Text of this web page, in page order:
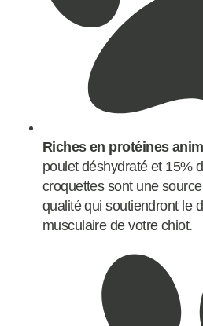
Riches en protéines
poulet déshydraté et 15%
croquettes sont une
qualité qui soutiendront le
musculaire de votre chiot.